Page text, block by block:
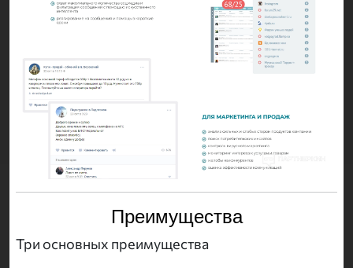
Преимущества
Три основных преимущества